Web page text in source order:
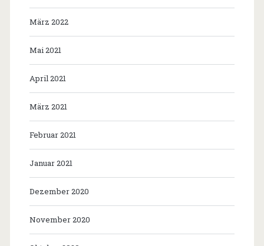
März 2022
Mai 2021
April 2021
März 2021
Februar 2021
Januar 2021
Dezember 2020
November 2020